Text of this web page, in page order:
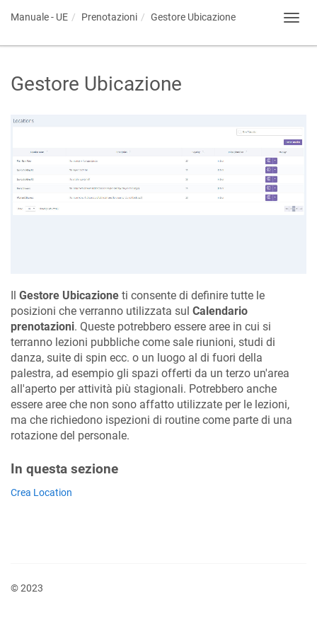
Manuale - UE Prenotazioni Gestore Ubicazione
Gestore Ubicazione
Gestore Ubicazione ti consente di definire tutte le
posizioni che verranno utilizzata sul Calendario
prenotazioni. Queste potrebbero essere aree in cui si
terranno lezioni pubbliche come sale riunioni, studi di
danza, suite di spin ecc. o un luogo al di fuori della
palestra, ad esempio gli spazi offerti da un terzo un'area
all'aperto per attività più stagionali. Potrebbero anche
essere aree che non sono affatto utilizzate per le lezioni,
ma che richiedono ispezioni di routine come parte di una
rotazione del personale.
In questa sezione
Crea Location
© 2023